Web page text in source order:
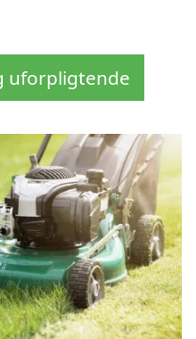
uforpligtende